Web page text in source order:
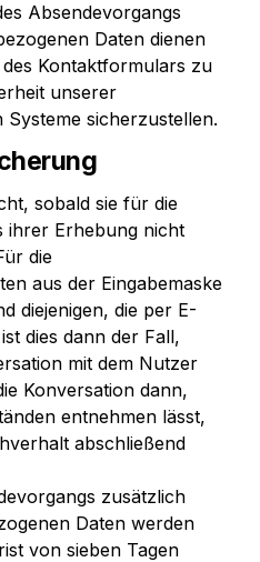
Absendevorgangs
Daten dienen
Kontaktformulars zu
unserer
sicherzustellen.
sobald sie für die
ihrer Erhebung nicht
die
aus der Eingabemaske
diejenigen, die per E-
dies dann der Fall,
mit dem Nutzer
Konversation dann,
entnehmen lässt,
abschließend
zusätzlich
Daten werden
von sieben Tagen